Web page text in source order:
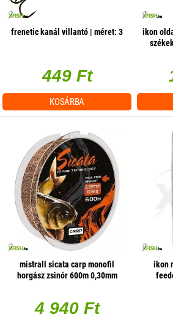
frenetic kanál villantó | méret: 3
449 Ft
KOSÁRBA
ikon
mistrall sicata carp monofil
horgász zsinór 600m 0,30mm
4 940 Ft
ikon